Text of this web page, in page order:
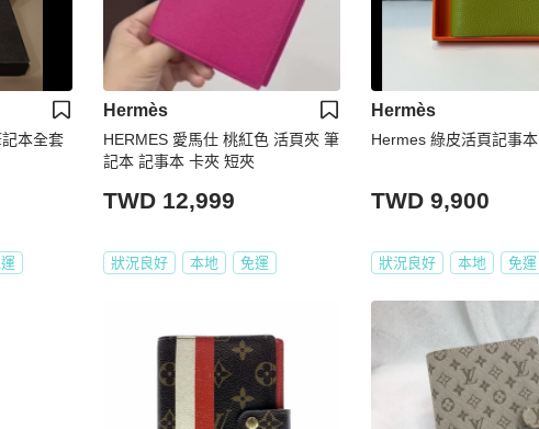
本全套
Hermès
HERMES 愛馬仕 桃紅色 活頁夾 筆
記本 記事本 卡夾 短夾
TWD 12,999
狀況良好 本地 免運
Hermès
Hermes 綠皮活頁記事本
TWD 9,900
狀況良好 本地 免運